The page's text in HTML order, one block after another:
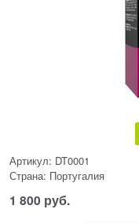
Артикул: DT0001
Страна: Португалия
1 800 руб.